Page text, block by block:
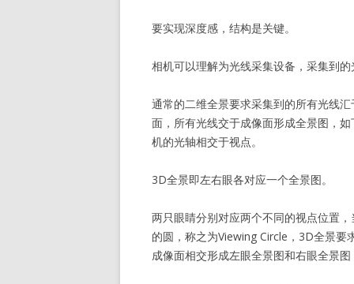
要实现深度感，结构是关键。
相机可以理解为光线采集设备，采集到
通常的二维全景要求采集到的所有光线
面，所有光线交于成像面形成全景图，
机的光轴相交于视点。
3D全景即左右眼各对应一个全景图。
两只眼睛分别对应两个不同的视点位置
的圆，称之为Viewing Circle，3D全景
成像面相交形成左眼全景图和右眼全景